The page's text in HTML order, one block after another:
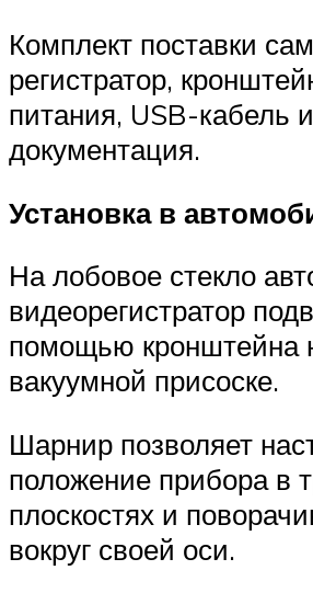
Комплект поставки
регистратор,
питания, USB-кабель и
документация.
Установка в
На лобовое стекло
видеорегистратор
помощью кронштейна
вакуумной присоске.
Шарнир позволяет
положение прибора в
плоскостях и
вокруг своей оси.